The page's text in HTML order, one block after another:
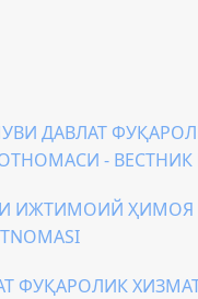
ДАВЛАТ
- ВЕСТНИК
ИЖТИМОИЙ
ФУҚАРОЛИК